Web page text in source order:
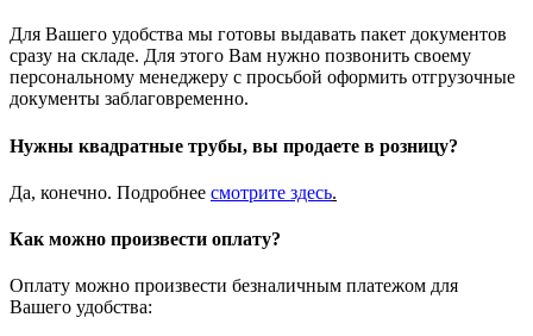
Для Вашего удобства мы готовы выдавать пакет документов
сразу на складе. Для этого Вам нужно позвонить своему
персональному менеджеру с просьбой оформить отгрузочные
документы заблаговременно.
Нужны квадратные трубы, вы продаете в розницу?
Да, конечно. Подробнее смотрите здесь.
Как можно произвести оплату?
Оплату можно произвести безналичным платежом для
Вашего удобства: